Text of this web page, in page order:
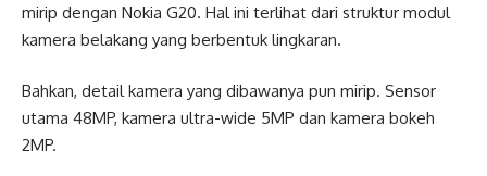
mirip dengan Nokia G20. Hal ini terlihat dari struktur modul
kamera belakang yang berbentuk lingkaran.
Bahkan, detail kamera yang dibawanya pun mirip. Sensor
utama 48MP, kamera ultra-wide 5MP dan kamera bokeh
2MP.